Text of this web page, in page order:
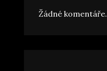
Žádné komentáře.